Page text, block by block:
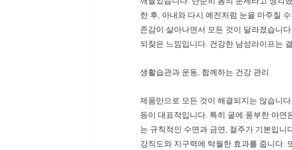
한 후, 아내와 다시 예전처럼 눈을 마주칠
존감이 살아나면서 모든 것이 달라졌습니
되찾은 느낌입니다. 건강한 남성라이프는
생활습관과 운동, 함께하는 건강 관리
제품만으로 모든 것이 해결되지는 않습니
등이 대표적입니다. 특히 굴에 풍부한 아
는 규칙적인 수면과 금연, 절주가 기본입
강직도와 지구력에 탁월한 효과를 줍니다.